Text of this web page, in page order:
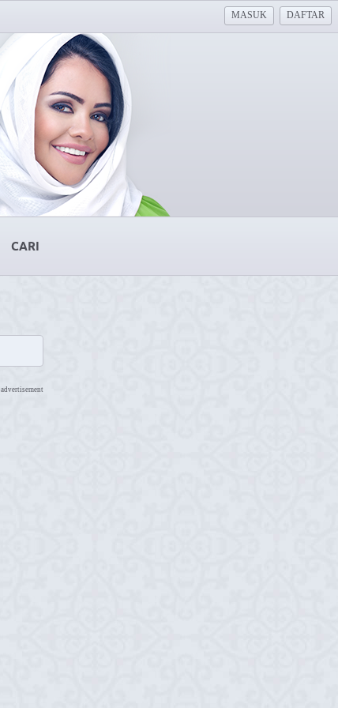
MASUK DAFTAR
CARI
advertisement